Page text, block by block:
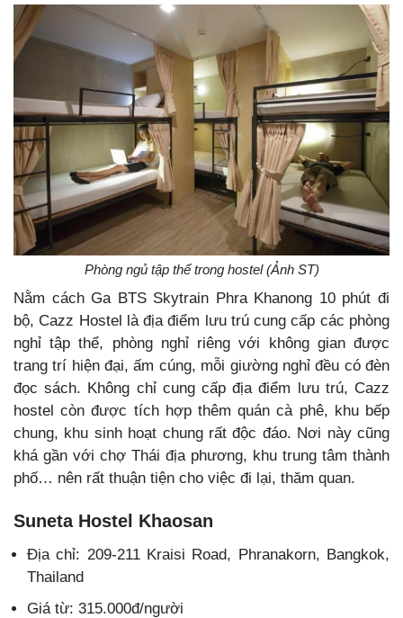
Phòng ngủ tập thể trong hostel (Ảnh ST)
Nằm cách Ga BTS Skytrain Phra Khanong 10 phút đi
bộ, Cazz Hostel là địa điểm lưu trú cung cấp các phòng
nghỉ tập thể, phòng nghỉ riêng với không gian được
trang trí hiện đại, ấm cúng, mỗi giường nghỉ đều có đèn
đọc sách. Không chỉ cung cấp địa điểm lưu trú, Cazz
hostel còn được tích hợp thêm quán cà phê, khu bếp
chung, khu sinh hoạt chung rất độc đáo. Nơi này cũng
khá gần với chợ Thái địa phương, khu trung tâm thành
phố… nên rất thuận tiện cho việc đi lại, thăm quan.
Suneta Hostel Khaosan
Địa chỉ: 209-211 Kraisi Road, Phranakorn, Bangkok,
Thailand
Giá từ: 315.000đ/người